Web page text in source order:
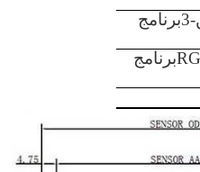
-3 برنامج
برنامج